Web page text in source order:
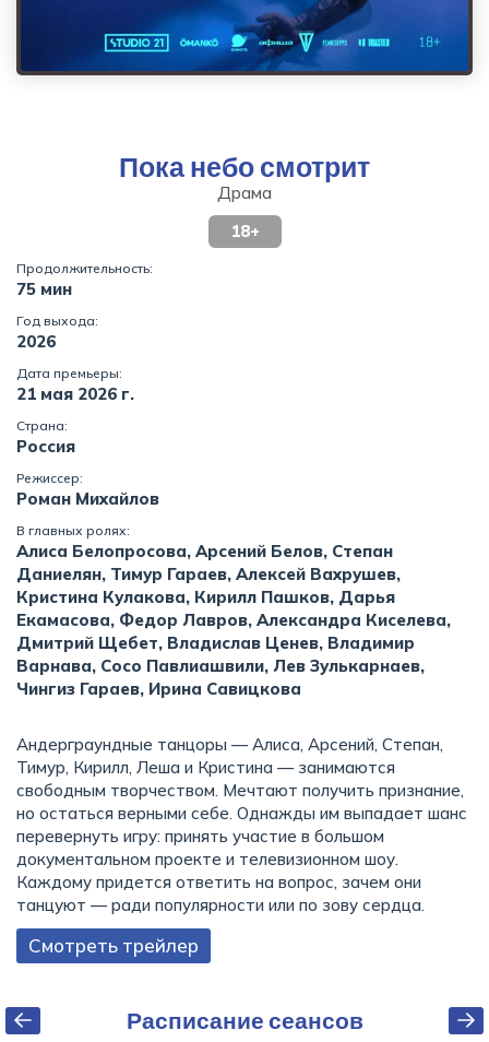
Пока небо смотрит
Драма
18+
Продолжительность:
75 мин
Год выхода:
2026
Дата премьеры:
21 мая 2026 г.
Страна:
Россия
Режиссер:
Роман Михайлов
В главных ролях:
Алиса Белопросова, Арсений Белов, Степан
Даниелян, Тимур Гараев, Алексей Вахрушев,
Кристина Кулакова, Кирилл Пашков, Дарья
Екамасова, Федор Лавров, Александра Киселева,
Дмитрий Щебет, Владислав Ценев, Владимир
Варнава, Сосо Павлиашвили, Лев Зулькарнаев,
Чингиз Гараев, Ирина Савицкова
Андерграундные танцоры — Алиса, Арсений, Степан,
Тимур, Кирилл, Леша и Кристина — занимаются
свободным творчеством. Мечтают получить признание,
но остаться верными себе. Однажды им выпадает шанс
перевернуть игру: принять участие в большом
документальном проекте и телевизионном шоу.
Каждому придется ответить на вопрос, зачем они
танцуют — ради популярности или по зову сердца.
Смотреть трейлер
Расписание сеансов